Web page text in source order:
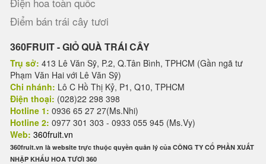
Điểm bán trái cây tươi
360FRUIT - GIỎ QUÀ TRÁI CÂY
Trụ sở: 413 Lê Văn Sỹ, P.2, Q.Tân Bình, TPHCM (Gần ngã tư
Phạm Văn Hai với Lê Văn Sỹ)
Chi nhánh: Lô C Hồ Thị Kỷ, P1, Q10, TPHCM
Điện thoại: (028)22 298 398
Hotline 1: 0936 65 27 27(Ms.Nhi)
Hotline 2: 0977 301 303 - 0933 055 945 (Ms.Vy)
Web: 360fruit.vn
360fruit.vn là website trực thuộc quyền quản lý của CÔNG TY CỔ PHẦN XUẤT
NHẬP KHẨU HOA TƯƠI 360